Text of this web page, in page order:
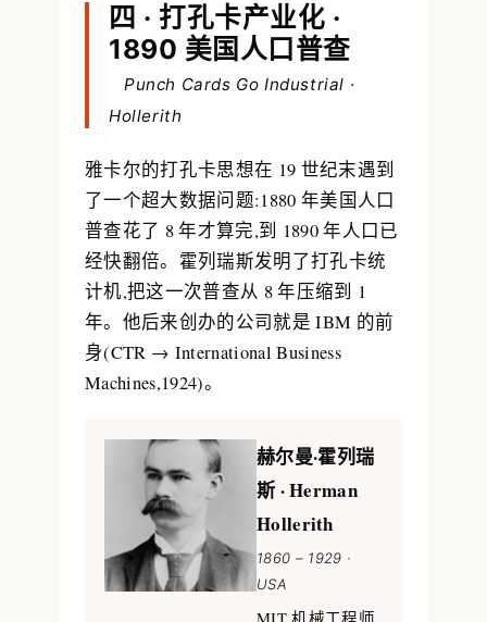
四 · 打孔卡产业化 ·
1890 美国人口普查
Punch Cards Go Industrial ·
Hollerith
雅卡尔的打孔卡思想在 19 世纪末遇到
了一个超大数据问题:1880 年美国人口
普查花了 8 年才算完,到 1890 年人口已
经快翻倍。 霍列瑞斯发明了打孔卡统
计机,把这一次普查从 8 年压缩到 1
年。他后来创办的公司就是IBM 的前
身(CTR → International Business
Machines,1924)。
赫尔曼·霍列瑞
斯 · Herman
Hollerith
1860 – 1929 ·
USA